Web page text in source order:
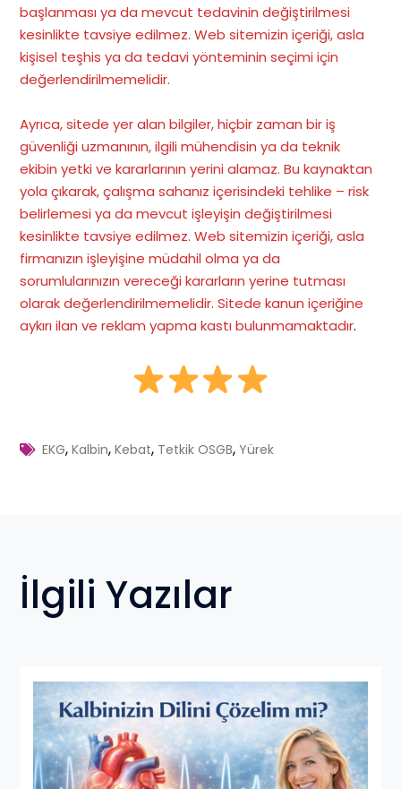
başlanması ya da mevcut tedavinin değiştirilmesi
kesinlikte tavsiye edilmez. Web sitemizin içeriği, asla
kişisel teşhis ya da tedavi yönteminin seçimi için
değerlendirilmemelidir.
Ayrıca, sitede yer alan bilgiler, hiçbir zaman bir iş
güvenliği uzmanının, ilgili mühendisin ya da teknik
ekibin yetki ve kararlarının yerini alamaz. Bu kaynaktan
yola çıkarak, çalışma sahanız içerisindeki tehlike – risk
belirlemesi ya da mevcut işleyişin değiştirilmesi
kesinlikte tavsiye edilmez. Web sitemizin içeriği, asla
firmanızın işleyişine müdahil olma ya da
sorumlularınızın vereceği kararların yerine tutması
olarak değerlendirilmemelidir. Sitede kanun içeriğine
aykırı ilan ve reklam yapma kastı bulunmamaktadır.
EKG,Kalbin,Kebat, Tetkik OSGB,Yürek
İlgili Yazılar